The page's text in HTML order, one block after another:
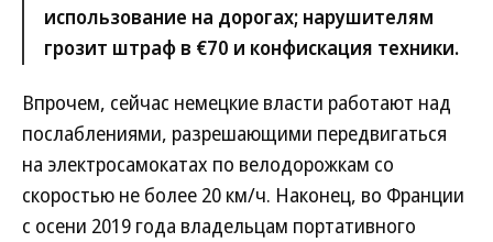
использование на дорогах; нарушителям
грозит штраф в €70 и конфискация техники.
Впрочем, сейчас немецкие власти работают над
послаблениями, разрешающими передвигаться
на электросамокатах по велодорожкам со
скоростью не более 20 км/ч. Наконец, во Франции
с осени 2019 года владельцам портативного